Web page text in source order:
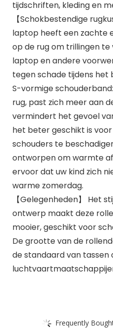
tijdschriften, kleding en
【Schokbestendige
laptop heeft een zachte
op de rug om trillingen te
laptop en andere
tegen schade tijdens het
S-vormige
rug, past zich meer aan
vermindert het gevoel
het beter geschikt is
schouders te
ontworpen om warmte
ervoor dat uw kind zich
warme zomerdag.
【Gelegenheden】 Het
ontwerp maakt deze
mooier, geschikt voor
De grootte van de
de standaard van tassen
Frequently